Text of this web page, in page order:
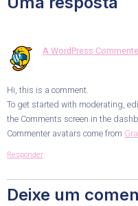
A WordPress
Hi, this is a comment.
To get started with moderating,
the Comments screen in the
Commenter avatars come from
Responder
Deixe um